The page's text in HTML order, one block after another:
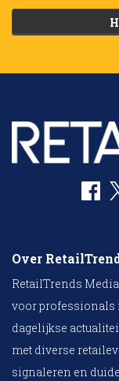
Over
RetailTrends
voor professionals
dagelijkse
met diverse
signaleren en